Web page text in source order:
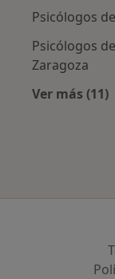
Psicólogos
Psicólogos
Zaragoza
Ver más (11)